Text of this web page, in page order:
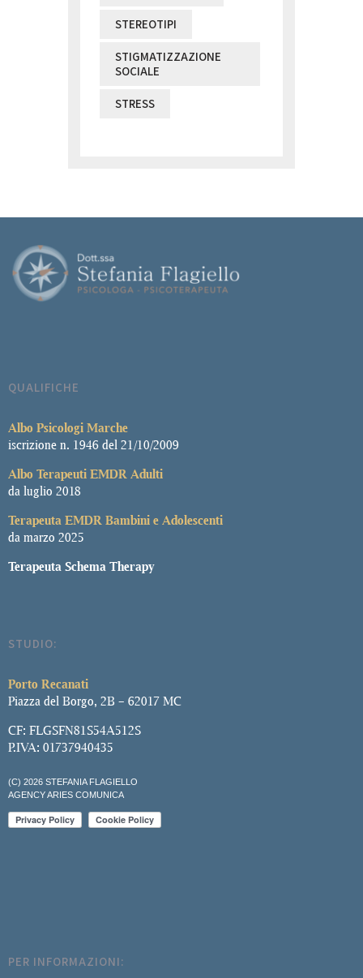
STEREOTIPI
STIGMATIZZAZIONE
SOCIALE
STRESS
QUALIFICHE
Albo Psicologi Marche
iscrizione n. 1946 del 21/10/2009
Albo Terapeuti EMDR Adulti
da luglio 2018
Terapeuta EMDR Bambini e Adolescenti
da marzo 2025
Terapeuta Schema Therapy
STUDIO:
Porto Recanati
Piazza del Borgo, 2B – 62017 MC
CF: FLGSFN81S54A512S
P.IVA: 01737940435
(C) 2026 STEFANIA FLAGIELLO
AGENCY ARIES COMUNICA
PER INFORMAZIONI: